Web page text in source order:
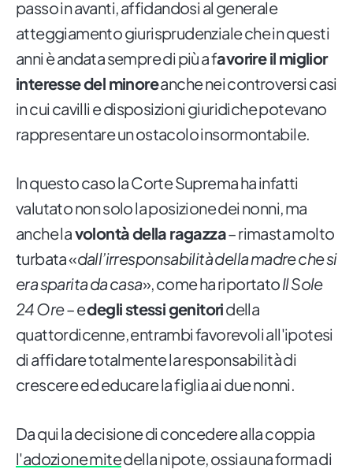
passo in avanti, affidandosi al generale
atteggiamento giurisprudenziale che in questi
anni è andata sempre di più a favorire il miglior
interesse del minoreanche nei controversi casi
in cui cavilli e disposizioni giuridiche potevano
rappresentare un ostacolo insormontabile.
In questo caso la Corte Suprema ha infatti
valutato non solo la posizione dei nonni, ma
anche lavolontà della ragazza– rimasta molto
turbata «dall’irresponsabilità della madre che si
era sparita da casa», come ha riportatoIl Sole
24 Ore– edegli stessi genitoridella
quattordicenne, entrambi favorevoli all'ipotesi
di affidare totalmente la responsabilità di
crescere ed educare la figlia ai due nonni.
Da qui la decisione di concedere alla coppia
l'adozione mitedella nipote, ossia una forma di